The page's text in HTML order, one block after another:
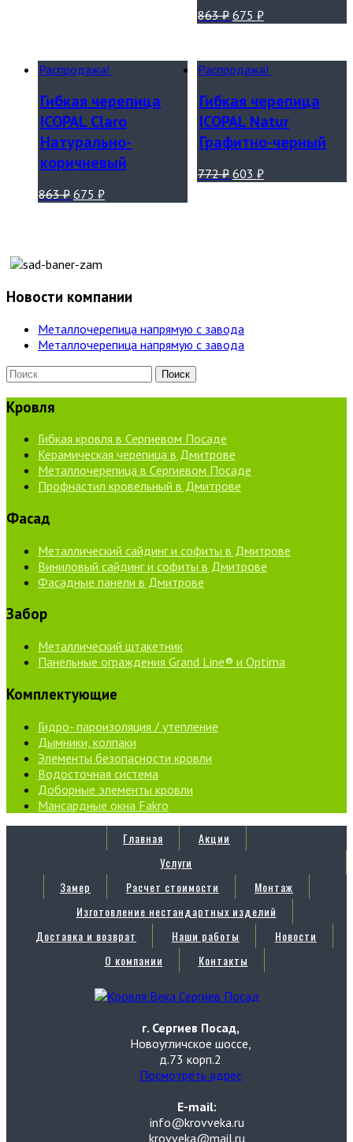
863₽ 675 ₽
Распродажа!
Гибкая черепица
ICOPAL Claro
Натурально-
коричневый
863₽ 675 ₽
Распродажа!
Гибкая черепица
ICOPAL Natur
Графитно-черный
772₽ 603 ₽
Новости компании
Металлочерепица напрямую с завода
Металлочерепица напрямую с завода
Кровля
Гибкая кровля в Сергиевом Посаде
Керамическая черепица в Дмитрове
Металлочерепица в Сергиевом Посаде
Профнастил кровельный в Дмитрове
Фасад
Металлический сайдинг и софиты в Дмитрове
Виниловый сайдинг и софиты в Дмитрове
Фасадные панели в Дмитрове
Забор
Металлический штакетник
Панельные ограждения Grand Line® и Optima
Комплектующие
Гидро- пароизоляция / утепление
Дымники, колпаки
Элементы безопасности кровли
Водосточная система
Доборные элементы кровли
Мансардные окна Fakro
Главная
Акции
Услуги
Замер
Расчет стоимости
Монтаж
Изготовление нестандартных изделий
Доставка и возврат
Наши работы
Новости
О компании
Контакты
г. Сергиев Посад,
Новоугличское шоссе,
д.73 корп.2
Посмотреть адрес
E-mail:
info@krovveka.ru
krovveka@mail.ru